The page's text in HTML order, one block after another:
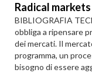
Radical markets
BIBLIOGRAFIA
obbliga a ripensare
dei mercati. Il
programma, un
bisogno di essere